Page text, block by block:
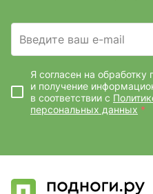
Введите ваш e-mail
Я согласен на
и получение
в соответствии с
персональных данных *